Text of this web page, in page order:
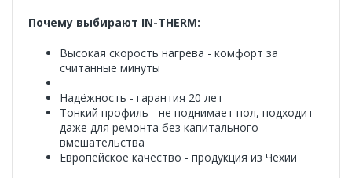
Почему выбирают IN-THERM:
Высокая скорость нагрева - комфорт за
считанные минуты
Надёжность - гарантия 20 лет
Тонкий профиль - не поднимает пол, подходит
даже для ремонта без капитального
вмешательства
Европейское качество - продукция из Чехии